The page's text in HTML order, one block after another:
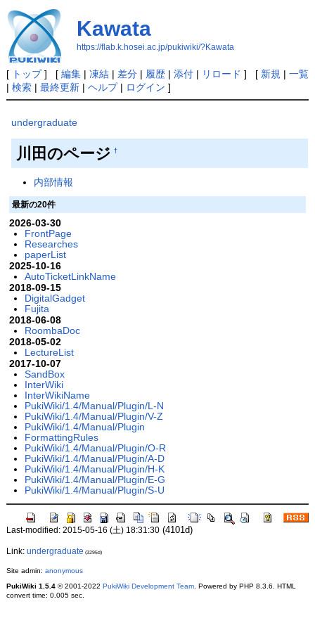
Kawata
https://flab.k.hosei.ac.jp/pukiwiki/?Kawata
[ トップ] [ 編集| 凍結| 差分| 履歴| 添付| リロード ] [ 新規 | 一覧
| 検索| 最終更新| ヘルプ| ログイン ]
undergraduate
川田のページ †
内部情報
最新の20件
2026-03-30
FrontPage
Researches
paperList
2025-10-16
AutoTicketLinkName
2018-09-15
DigitalGadget
Fujita
2018-06-08
RoombaDoc
2018-05-02
LectureList
2017-10-07
SandBox
InterWiki
InterWikiName
PukiWiki/1.4/Manual/Plugin/L-N
PukiWiki/1.4/Manual/Plugin/V-Z
PukiWiki/1.4/Manual/Plugin
FormattingRules
PukiWiki/1.4/Manual/Plugin/O-R
PukiWiki/1.4/Manual/Plugin/A-D
PukiWiki/1.4/Manual/Plugin/H-K
PukiWiki/1.4/Manual/Plugin/E-G
PukiWiki/1.4/Manual/Plugin/S-U
Last-modified: 2015-05-16 (土) 18:31:30(4101d)
Link: undergraduate (3295d)
Site admin: anonymous
PukiWiki 1.5.4© 2001-2022 PukiWiki Development Team. Powered by PHP 8.3.6. HTML
convert time: 0.005 sec.